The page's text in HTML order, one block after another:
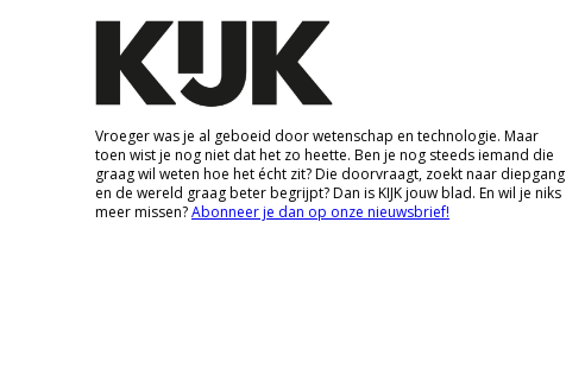
Vroeger was je al geboeid door wetenschap en technologie. Maar
toen wist je nog niet dat het zo heette. Ben je nog steeds iemand die
graag wil weten hoe het écht zit? Die doorvraagt, zoekt naar diepgang
en de wereld graag beter begrijpt? Dan is KIJK jouw blad. En wil je niks
meer missen?Abonneer je dan op onze nieuwsbrief!